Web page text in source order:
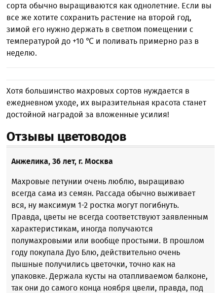
сорта обычно выращиваются как однолетние. Если вы
все же хотите сохранить растение на второй год,
зимой его нужно держать в светлом помещении с
температурой до +10 ℃ и поливать примерно раз в
неделю.
Хотя большинство махровых сортов нуждается в
ежедневном уходе, их выразительная красота станет
достойной наградой за вложенные усилия!
Отзывы цветоводов
Анжелика, 36 лет, г. Москва
Махровые петунии очень люблю, выращиваю
всегда сама из семян. Рассада обычно выживает
вся, ну максимум 1-2 ростка могут погибнуть.
Правда, цветы не всегда соответствуют заявленным
характеристикам, иногда получаются
полумахровыми или вообще простыми. В прошлом
году покупала Дуо Блю, действительно очень
пышные получились цветочки, точно как на
упаковке. Держала кусты на отапливаемом балконе,
так они до самого конца ноября цвели, правда, под